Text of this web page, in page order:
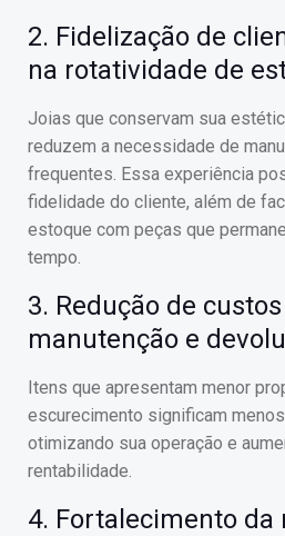
2. Fidelização de
na rotatividade de
Joias que conservam sua
reduzem a necessidade de
frequentes. Essa experiência
fidelidade do cliente, além de
estoque com peças que
tempo.
3. Redução de
manutenção e
Itens que apresentam menor
escurecimento significam
otimizando sua operação e
rentabilidade.
4. Fortalecimento da